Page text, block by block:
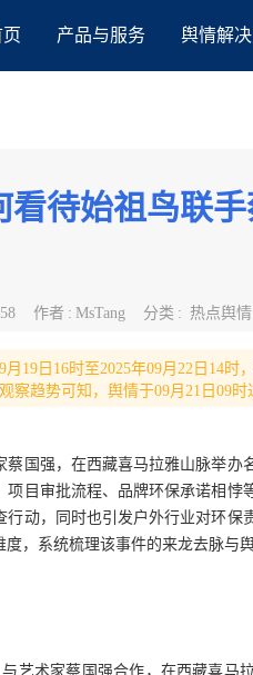
产品与服务 舆情解
看待始祖鸟联
作者 : MsTang 分类 : 热点舆情
19日16时至2025年09月22日14
察趋势可知，舆情于09月21日09时
国强，在西藏喜马拉雅山脉举办
目审批流程、品牌环保承诺相悖
动，同时也引发户外行业对环保
，系统梳理该事件的来龙去脉与舆
艺术家蔡国强合作，在西藏喜马